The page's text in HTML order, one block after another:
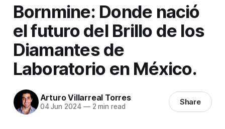
Bornmine: Donde nació
el futuro del Brillo de los
Diamantes de
Laboratorio en México.
Arturo Villarreal Torres
04 Jun 2024 —2 min read Share